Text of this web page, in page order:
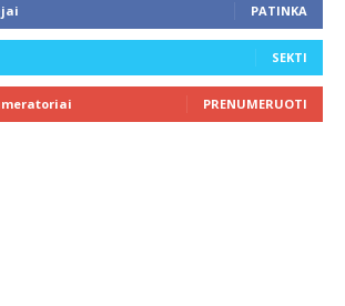
PATINKA
SEKTI
PRENUMERUOTI